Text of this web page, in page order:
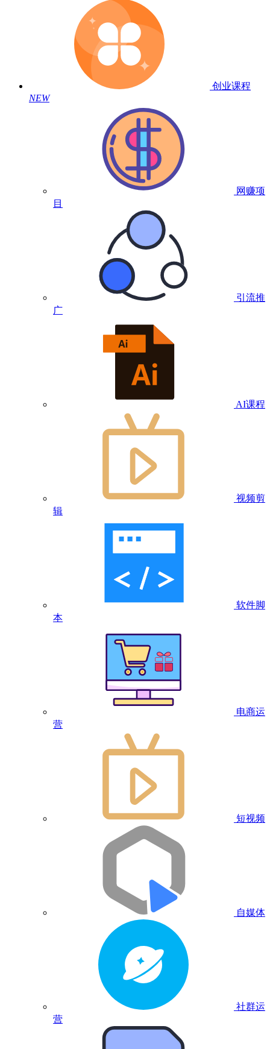
创业课程
NEW
网赚项
目
引流推
广
AI课程
视频剪
辑
软件脚
本
电商运
营
短视频
自媒体
社群运
营